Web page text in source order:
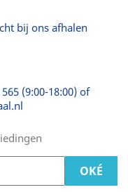
bij ons afhalen
(9:00-18:00) of